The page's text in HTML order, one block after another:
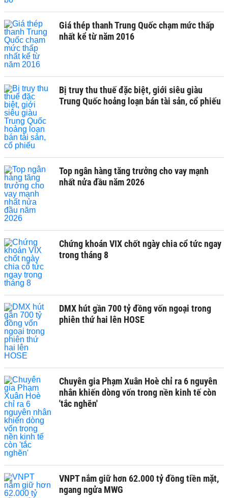
Giá thép thanh Trung Quốc chạm mức thấp
nhất kể từ năm 2016
Bị truy thu thuế đặc biệt, giới siêu giàu
Trung Quốc hoảng loạn bán tài sản, cổ phiếu
Top ngân hàng tăng trưởng cho vay mạnh
nhất nửa đầu năm 2026
Chứng khoán VIX chốt ngày chia cổ tức ngay
trong tháng 8
DMX hút gần 700 tỷ đồng vốn ngoại trong
phiên thứ hai lên HOSE
Chuyên gia Phạm Xuân Hoè chỉ ra 6 nguyên
nhân khiến dòng vốn trong nền kinh tế còn
'tắc nghẽn'
VNPT nắm giữ hơn 62.000 tỷ đồng tiền mặt,
ngang ngửa MWG